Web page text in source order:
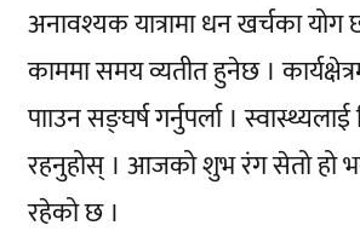
अनावश्यक यात्रामा धन खर्चका योग
काममा समय व्यतीत हुनेछ ।
पााउन सङ्घर्ष गर्नुपर्ला ।
रहनुहोस् । आजको शुभ रंग सेतो
रहेको छ ।